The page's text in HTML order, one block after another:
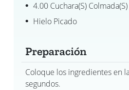
4.00 Cuchara(s)
Hielo Picado
Preparación
Coloque los ingredientes en
segundos.